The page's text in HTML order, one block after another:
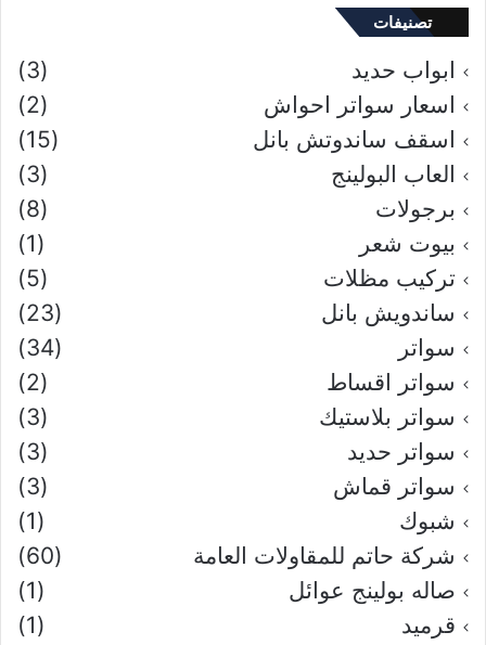
تصنيفات
ابواب حديد
(3)
اسعار سواتر احواش
(2)
اسقف ساندوتش بانل
(15)
العاب البولينج
(3)
برجولات
(8)
بيوت شعر
(1)
تركيب مظلات
(5)
ساندويش بانل
(23)
سواتر
(34)
سواتر اقساط
(2)
سواتر بلاستيك
(3)
سواتر حديد
(3)
سواتر قماش
(3)
شبوك
(1)
شركة حاتم للمقاولات العامة
(60)
صاله بولينج عوائل
(1)
قرميد
(1)